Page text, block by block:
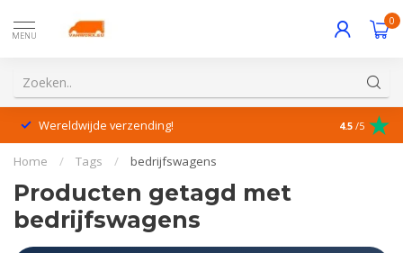
MENU
0
Wereldwijde verzending! 4.5 /5
Home / Tags / bedrijfswagens
Producten getagd met
bedrijfswagens